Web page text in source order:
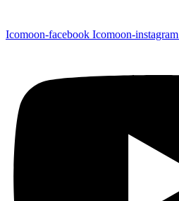
Icomoon-facebook Icomoon-instagram